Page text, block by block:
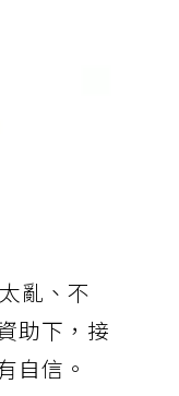
亂、不
助下，接
自信。